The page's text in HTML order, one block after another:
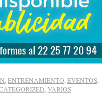
,ENTRENAMIENTO,EVENTOS,
,VARIOS